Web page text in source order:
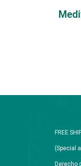
FREE
(Special
Derecho